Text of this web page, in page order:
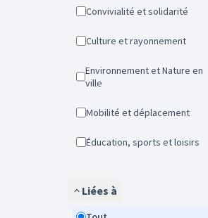
Convivialité et solidarité
Culture et rayonnement
Environnement et Nature en
ville
Mobilité et déplacement
Éducation, sports et loisirs
Liées à